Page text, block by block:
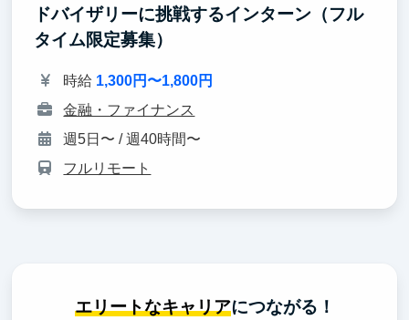
ドバイザリーに挑戦するインターン（フル
タイム限定募集）
時給 1,300円〜1,800円
金融・ファイナンス
週5日〜 / 週40時間〜
フルリモート
エリートなキャリアにつながる！